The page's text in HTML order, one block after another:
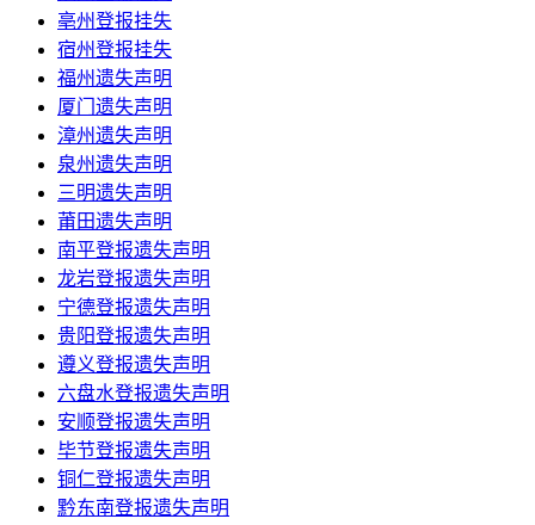
亳州登报挂失
宿州登报挂失
福州遗失声明
厦门遗失声明
漳州遗失声明
泉州遗失声明
三明遗失声明
莆田遗失声明
南平登报遗失声明
龙岩登报遗失声明
宁德登报遗失声明
贵阳登报遗失声明
遵义登报遗失声明
六盘水登报遗失声明
安顺登报遗失声明
毕节登报遗失声明
铜仁登报遗失声明
黔东南登报遗失声明